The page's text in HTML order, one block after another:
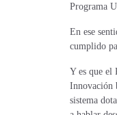
Programa
En ese
cumplido
Y es que el
Innovación
sistema